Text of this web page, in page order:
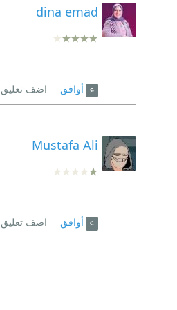
dina emad
أوافق اضف تعليق
Mustafa Ali
أوافق اضف تعليق